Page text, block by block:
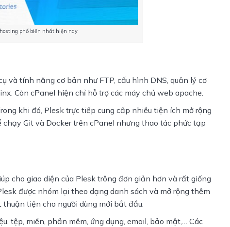
phổ biến nhất hiện nay
và tính năng cơ bản như FTP, cấu hình DNS, quản lý cơ
Còn cPanel hiện chỉ hỗ trợ các máy chủ web apache.
khi đó, Plesk trực tiếp cung cấp nhiều tiện ích mở rộng
Git và Docker trên cPanel nhưng thao tác phức tạp
cho giao diện của Plesk trông đơn giản hơn và rất giống
được nhóm lại theo dạng danh sách và mở rộng thêm
tiện cho người dùng mới bắt đầu.
tệp, miền, phần mềm, ứng dụng, email, bảo mật,… Các